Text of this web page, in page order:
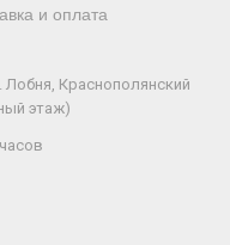
и оплата
Краснополянский
этаж)